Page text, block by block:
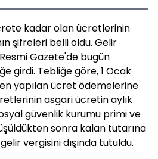
kadar olan ücretlerinin
şifreleri belli oldu. Gelir
Resmi Gazete'de bugün
girdi. Tebliğe göre, 1 Ocak
yapılan ücret ödemelerine
asgari ücretin aylık
güvenlik kurumu primi ve
sonra kalan tutarına
vergisini dışında tutuldu.